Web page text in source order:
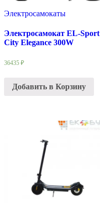
Электросамокаты
Электросамокат EL-Sport
City Elegance 300W
36435 ₽
Добавить в Корзину